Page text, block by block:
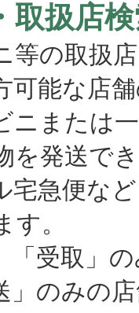
取扱店
の取扱
可能な店
たは一
を発送で
便など
す。
取」の
みの店